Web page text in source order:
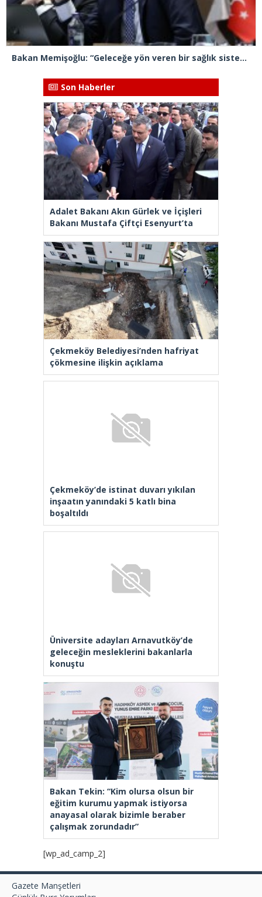
Bakan Memişoğlu: “Geleceğe yön veren bir sağlık sistemini inşa edeceğiz”
Son Haberler
Adalet Bakanı Akın Gürlek ve İçişleri
Bakanı Mustafa Çiftçi Esenyurt’ta
Çekmeköy Belediyesi’nden hafriyat
çökmesine ilişkin açıklama
Üniversite adayları Arnavutköy’de
Bakan Tekin: “Kim olursa olsun bir
[wp_ad_camp_2]
Gazete Manşetleri
Günlük Burç Yorumları
Haber Gönder
Sitene Ekle
TCMB Döviz Kurları & Döviz Çevirici
Tüm Manşetler
Tüm Yazarlar
istanbultakipte.com © 2020 Tüm Hakları saklıdır, kaynak
gösterilmeden içerik kopyalanamaz.
selyus